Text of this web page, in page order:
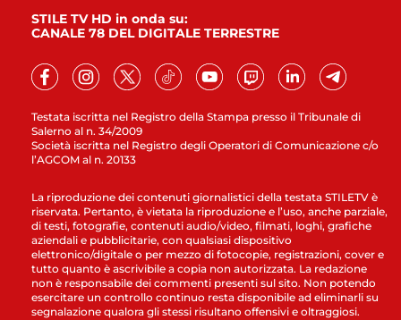
Testata iscritta nel Registro della Stampa presso il Tribunale di
Salerno al n. 34/2009
Società iscritta nel Registro degli Operatori di Comunicazione c/o
l’AGCOM al n. 20133
STILE TV HD in onda su:
CANALE 78 DEL DIGITALE TERRESTRE
La riproduzione dei contenuti giornalistici della testata STILETV è
riservata. Pertanto, è vietata la riproduzione e l’uso, anche parziale,
di testi, fotografie, contenuti audio/video, filmati, loghi, grafiche
aziendali e pubblicitarie, con qualsiasi dispositivo
elettronico/digitale o per mezzo di fotocopie, registrazioni, cover e
tutto quanto è ascrivibile a copia non autorizzata. La redazione
non è responsabile dei commenti presenti sul sito. Non potendo
esercitare un controllo continuo resta disponibile ad eliminarli su
segnalazione qualora gli stessi risultano offensivi e oltraggiosi.